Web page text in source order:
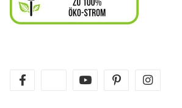
twitter youtube pinterest